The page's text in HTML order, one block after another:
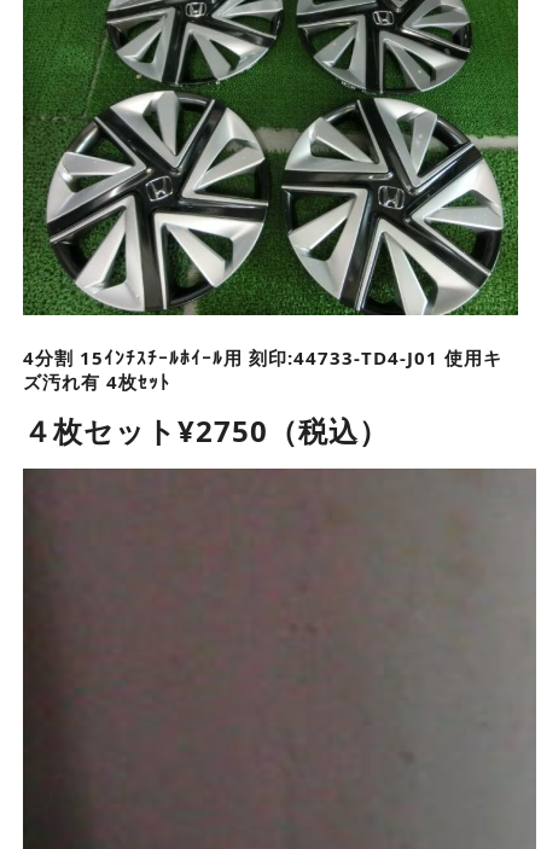
4分割 15ｲﾝﾁｽﾁｰﾙﾎｲｰﾙ用 刻印:44733-TD4-J01 使用キ
ズ汚れ有 4枚ｾｯﾄ
４枚セット¥2750（税込）